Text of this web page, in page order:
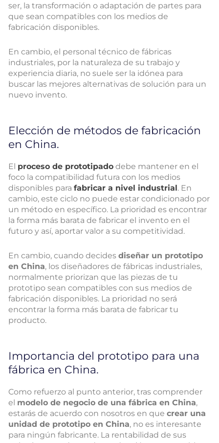
ser, la transformación o adaptación de partes para
que sean compatibles con los medios de
fabricación disponibles.
En cambio, el personal técnico de fábricas
industriales, por la naturaleza de su trabajo y
experiencia diaria, no suele ser la idónea para
buscar las mejores alternativas de solución para un
nuevo invento.
Elección de métodos de fabricación
en China.
El proceso de prototipado debe mantener en el
foco la compatibilidad futura con los medios
disponibles parafabricar a nivel industrial. En
cambio, este ciclo no puede estar condicionado por
un método en específico. La prioridad es encontrar
la forma más barata de fabricar el invento en el
futuro y así, aportar valor a su competitividad.
En cambio, cuando decidesdiseñar un prototipo
en China, los diseñadores de fábricas industriales,
normalmente priorizan que las piezas de tu
prototipo sean compatibles con sus medios de
fabricación disponibles. La prioridad no será
encontrar la forma más barata de fabricar tu
producto.
Importancia del prototipo para una
fábrica en China.
Como refuerzo al punto anterior, tras comprender
el modelo de negocio de una fábrica en China,
estarás de acuerdo con nosotros en quecrear una
unidad de prototipo en China, no es interesante
para ningún fabricante. La rentabilidad de sus